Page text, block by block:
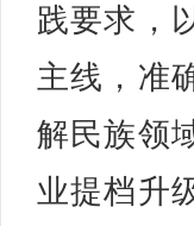
践要求，
主线，准
解民族领
业提档升